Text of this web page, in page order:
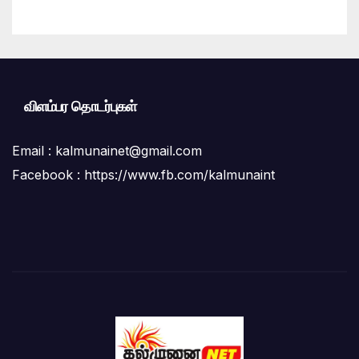
விளம்பர தொடர்புகள்
Email : kalmunainet@gmail.com
Facebook : https://www.fb.com/kalmunaint